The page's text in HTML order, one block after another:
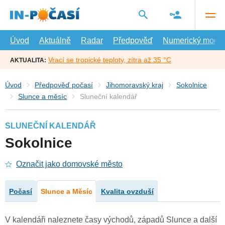
hlavní
Úvod
Aktuálně Radar Předpověď Numerický model
AKTUALITA: Vrací se tropické teploty, zítra až 35 °C
Úvod Předpověď počasí Jihomoravský kraj
Sokolnice
Slunce a měsíc
Sluneční kalendář
SLUNEČNÍ KALENDÁŘ
Sokolnice
Označit jako domovské město
Počasí Slunce a Měsíc Kvalita ovzduší
V kalendáři naleznete časy východů, západů Slunce a další